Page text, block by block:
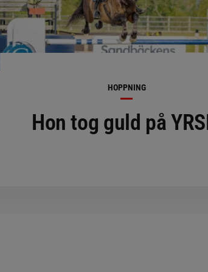
HOPPNING
Hon tog guld på